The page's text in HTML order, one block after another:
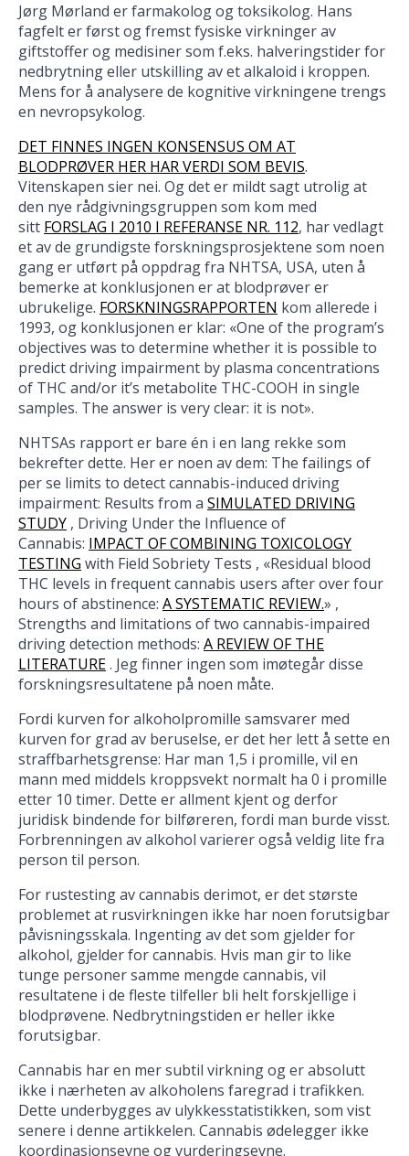
Jørg Mørland er farmakolog og toksikolog. Hans
fagfelt er først og fremst fysiske virkninger av
giftstoffer og medisiner som f.eks. halveringstider for
nedbrytning eller utskilling av et alkaloid i kroppen.
Mens for å analysere de kognitive virkningene trengs
en nevropsykolog.
DET FINNES INGEN KONSENSUS OM AT
BLODPRØVER HER HAR VERDI SOM BEVIS.
Vitenskapen sier nei. Og det er mildt sagt utrolig at
den nye rådgivningsgruppen som kom med
sitt FORSLAG I 2010 I REFERANSE NR. 112, har vedlagt
et av de grundigste forskningsprosjektene som noen
gang er utført på oppdrag fra NHTSA, USA, uten å
bemerke at konklusjonen er at blodprøver er
ubrukelige. FORSKNINGSRAPPORTEN kom allerede i
1993, og konklusjonen er klar: «One of the program’s
objectives was to determine whether it is possible to
predict driving impairment by plasma concentrations
of THC and/or it’s metabolite THC-COOH in single
samples. The answer is very clear: it is not».
NHTSAs rapport er bare én i en lang rekke som
bekrefter dette. Her er noen av dem: The failings of
per se limits to detect cannabis-induced driving
impairment: Results from a SIMULATED DRIVING
STUDY , Driving Under the Influence of
Cannabis: IMPACT OF COMBINING TOXICOLOGY
TESTING with Field Sobriety Tests , «Residual blood
THC levels in frequent cannabis users after over four
hours of abstinence: A SYSTEMATIC REVIEW.» ,
Strengths and limitations of two cannabis-impaired
driving detection methods: A REVIEW OF THE
LITERATURE. Jeg finner ingen som imøtegår disse
forskningsresultatene på noen måte.
Fordi kurven for alkoholpromille samsvarer med
kurven for grad av beruselse, er det her lett å sette en
straffbarhetsgrense: Har man 1,5 i promille, vil en
mann med middels kroppsvekt normalt ha 0 i promille
etter 10 timer. Dette er allment kjent og derfor
juridisk bindende for bilføreren, fordi man burde visst.
Forbrenningen av alkohol varierer også veldig lite fra
person til person.
For rustesting av cannabis derimot, er det største
problemet at rusvirkningen ikke har noen forutsigbar
påvisningsskala. Ingenting av det som gjelder for
alkohol, gjelder for cannabis. Hvis man gir to like
tunge personer samme mengde cannabis, vil
resultatene i de fleste tilfeller bli helt forskjellige i
blodprøvene. Nedbrytningstiden er heller ikke
forutsigbar.
Cannabis har en mer subtil virkning og er absolutt
ikke i nærheten av alkoholens faregrad i trafikken.
Dette underbygges av ulykkesstatistikken, som vist
senere i denne artikkelen. Cannabis ødelegger ikke
koordinasjonsevne og vurderingsevne.